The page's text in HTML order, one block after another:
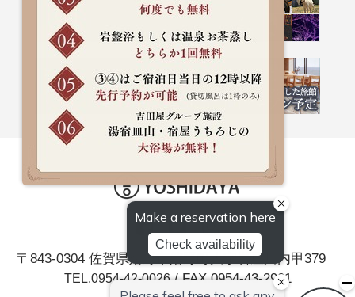
〒843-0304 佐賀県嬉野市嬉野町大字岩屋川内甲379
TEL.0954-42-0026/ FAX.0954-43-2901